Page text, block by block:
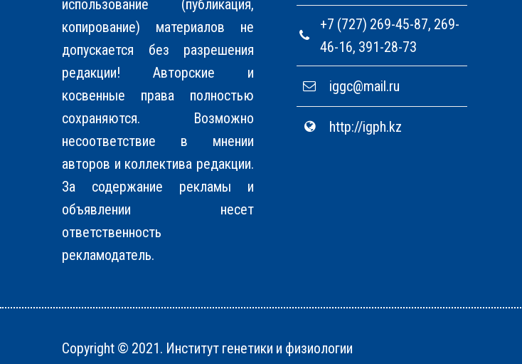
использование (публикация,
копирование) материалов не
допускается без разрешения
редакции! Авторские и
косвенные права полностью
соxраняются. Возможно
несоответствие в мнении
авторов и коллектива редакции.
За содержание рекламы и
объявлении несет
ответственность
рекламодатель.
+7 (727) 269-45-87, 269-
46-16, 391-28-73
iggc@mail.ru
http://igph.kz
Copyright © 2021. Институт генетики и физиологии